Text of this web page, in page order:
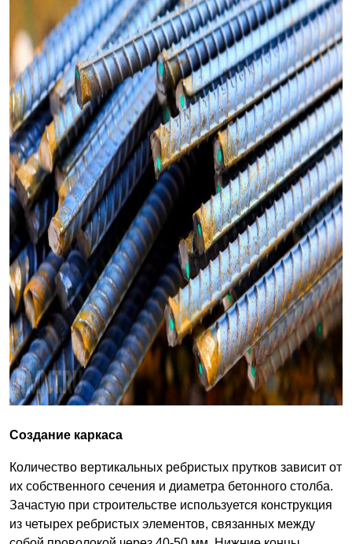
Создание каркаса
Количество вертикальных ребристых прутков зависит от
их собственного сечения и диаметра бетонного столба.
Зачастую при строительстве используется конструкция
из четырех ребристых элементов, связанных между